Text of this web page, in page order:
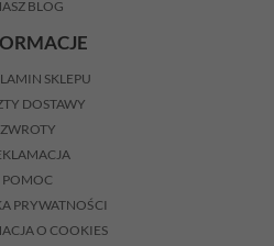
BLOG
SKLEPU
DOSTAWY
ZWROTY
POMOC
PRYWATNOŚCI
O COOKIES